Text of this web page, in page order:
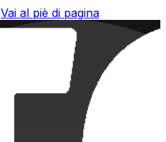
Vai al piè di pagina